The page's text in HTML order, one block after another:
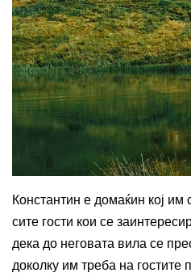
Константин е домаќин кој
сите гости кои се
дека до неговата вила се
доколку им треба на